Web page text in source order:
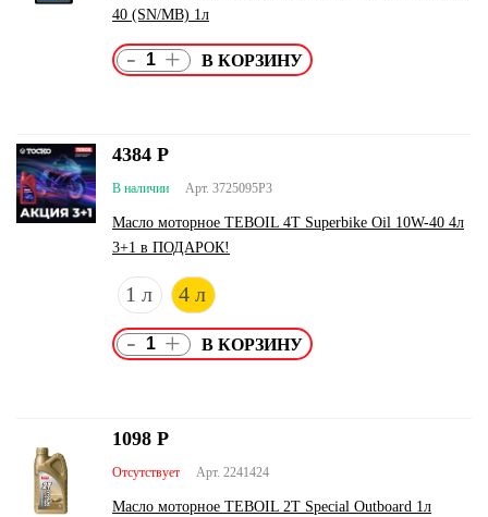
40 (SN/MB) 1л
- +
Арт. 3725095P3
В наличии
Масло моторное TEBOIL 4T Superbike Oil 10W-40 4л
3+1 в ПОДАРОК!
1 л 4 л
4384 Р
- +
Арт. 2241424
Отсутствует
Масло моторное TEBOIL 2T Special Outboard 1л
1098 Р